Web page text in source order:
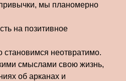
мы планомерно
на позитивное
становимся неотвратимо.
смыслами свою жизнь,
об арканах и